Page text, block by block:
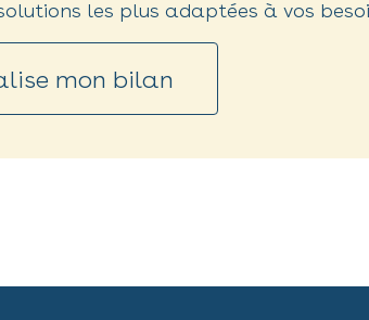
les plus adaptées à vos
mon bilan